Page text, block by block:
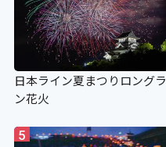
日本ライン夏まつりロングラ
ン花火
5